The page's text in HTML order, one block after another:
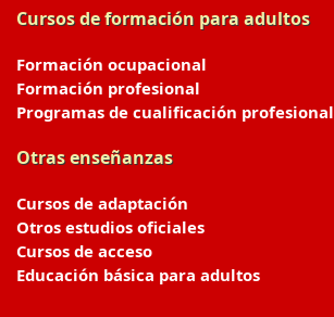
Cursos de formación para adultos
Formación ocupacional
Formación profesional
Programas de cualificación profesional
Otras enseñanzas
Cursos de adaptación
Otros estudios oficiales
Cursos de acceso
Educación básica para adultos